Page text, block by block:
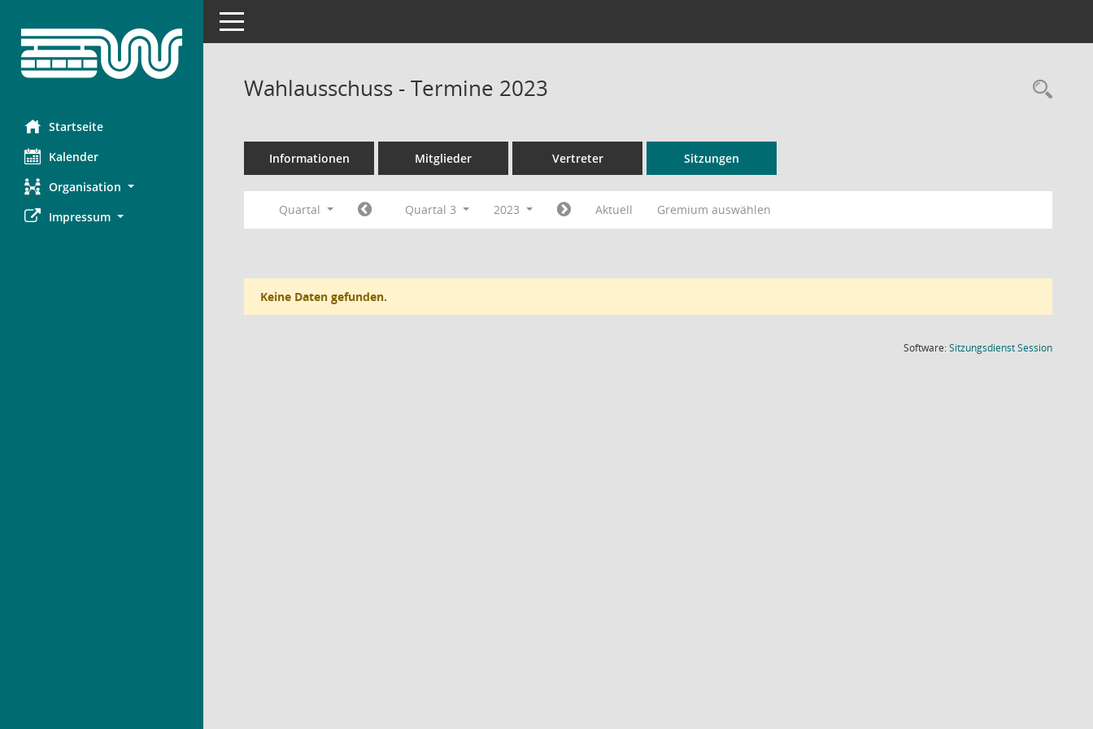
Startseite
Kalender
Organisation
Impressum
Toggle navigation
Wahlausschuss - Termine 2023
Informationen Mitglieder Vertreter Sitzungen
Quartal Quartal 3 2023 Aktuell Gremium auswählen
Keine Daten gefunden.
Software:SitzungsdienstSession(Wird in